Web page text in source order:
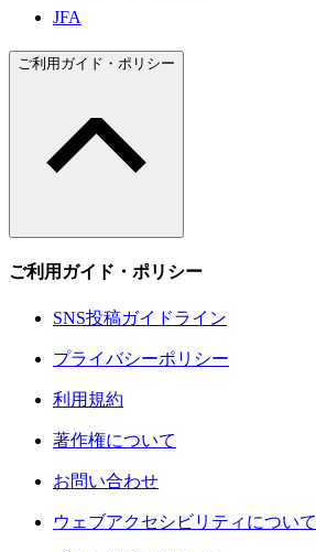
JFA
ご利用ガイド・ポリシー
ご利用ガイド・ポリシー
SNS投稿ガイドライン
プライバシーポリシー
利用規約
著作権について
お問い合わせ
ウェブアクセシビリティについて